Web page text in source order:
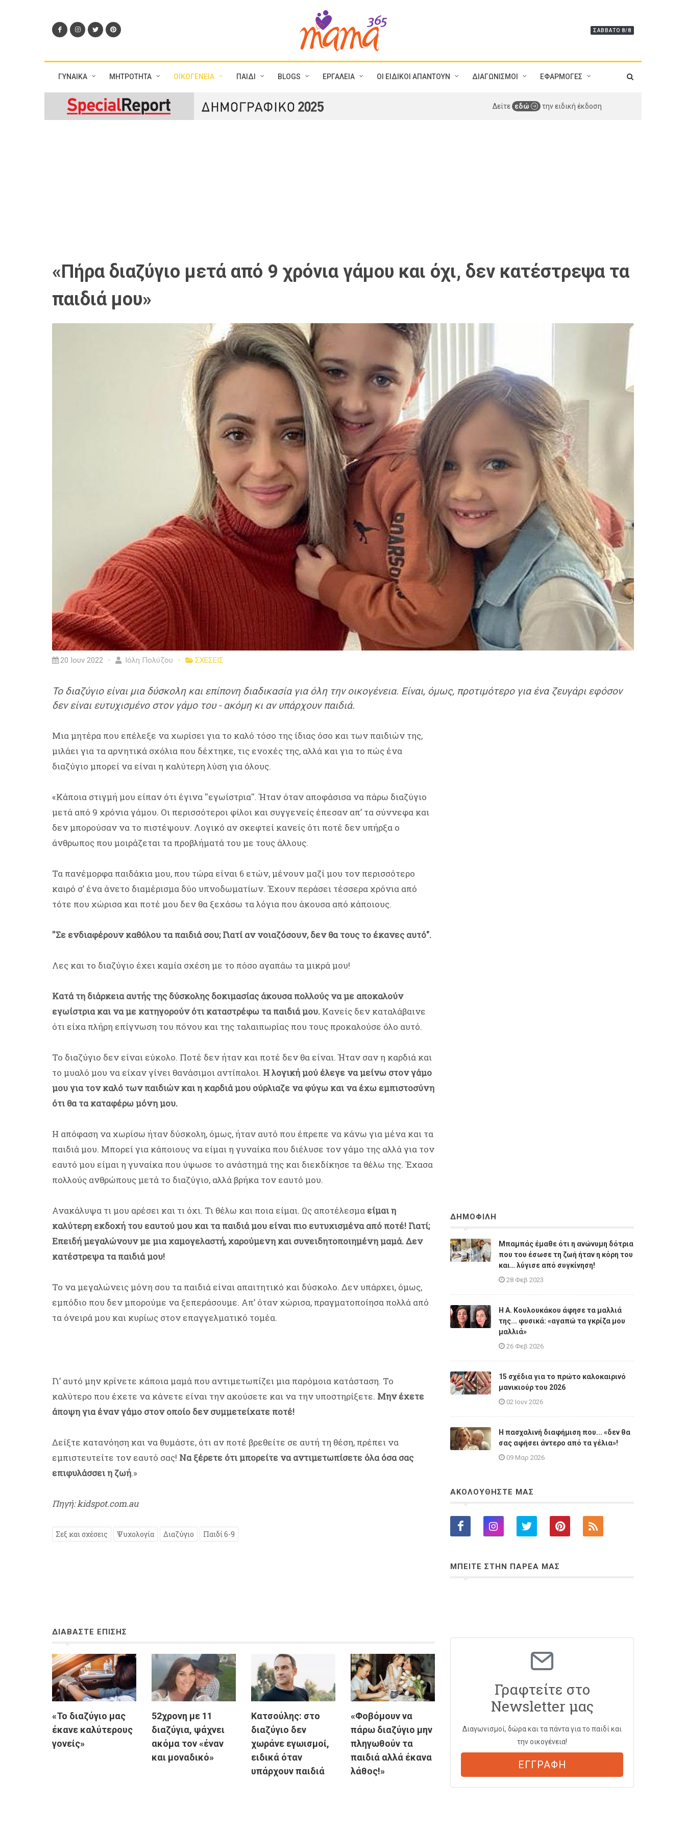
ΣΆΒΒΑΤΟ 8/8
ΓΥΝΑΙΚΑ ΜΗΤΡΟΤΗΤΑ ΟΙΚΟΓΕΝΕΙΑ ΠΑΙΔΙ BLOGS ΕΡΓΑΛΕΙΑ ΟΙ ΕΙΔΙΚΟΙ ΑΠΑΝΤΟΥΝ ΔΙΑΓΩΝΙΣΜΟΙ ΕΦΑΡΜΟΓΕΣ
Δείτε εδώ την ειδική έκδοση
«Πήρα διαζύγιο μετά από 9 χρόνια γάμου και όχι, δεν κατέστρεψα τα
παιδιά μου»
20 Ιουν 2022 Ιόλη Πολύζου ΣΧΕΣΕΙΣ
Το διαζύγιο είναι μια δύσκολη και επίπονη διαδικασία για όλη την οικογένεια. Είναι, όμως, προτιμότερο για ένα ζευγάρι εφόσον
δεν είναι ευτυχισμένο στον γάμο του - ακόμη κι αν υπάρχουν παιδιά.
Μια μητέρα που επέλεξε να χωρίσει για το καλό τόσο της ίδιας όσο και των παιδιών της,
μιλάει για τα αρνητικά σχόλια που δέχτηκε, τις ενοχές της, αλλά και για το πώς ένα
διαζύγιο μπορεί να είναι η καλύτερη λύση για όλους.
«Κάποια στιγμή μου είπαν ότι έγινα ''εγωίστρια''. Ήταν όταν αποφάσισα να πάρω διαζύγιο
μετά από 9 χρόνια γάμου. Οι περισσότεροι φίλοι και συγγενείς έπεσαν απ’ τα σύννεφα και
δεν μπορούσαν να το πιστέψουν. Λογικό αν σκεφτεί κανείς ότι ποτέ δεν υπήρξα ο
άνθρωπος που μοιράζεται τα προβλήματά του με τους άλλους.
Τα πανέμορφα παιδάκια μου, που τώρα είναι 6 ετών, μένουν μαζί μου τον περισσότερο
καιρό σ’ ένα άνετο διαμέρισμα δύο υπνοδωματίων. Έχουν περάσει τέσσερα χρόνια από
τότε που χώρισα και ποτέ μου δεν θα ξεχάσω τα λόγια που άκουσα από κάποιους.
''Σε ενδιαφέρουν καθόλου τα παιδιά σου; Γιατί αν νοιαζόσουν, δεν θα τους το έκανες αυτό".
Λες και το διαζύγιο έχει καμία σχέση με το πόσο αγαπάω τα μικρά μου!
Κατά τη διάρκεια αυτής της δύσκολης δοκιμασίας άκουσα πολλούς να με αποκαλούν
εγωίστρια και να με κατηγορούν ότι καταστρέφω τα παιδιά μου. Κανείς δεν καταλάβαινε
ότι είχα πλήρη επίγνωση του πόνου και της ταλαιπωρίας που τους προκαλούσε όλο αυτό.
Το διαζύγιο δεν είναι εύκολο. Ποτέ δεν ήταν και ποτέ δεν θα είναι. Ήταν σαν η καρδιά και
το μυαλό μου να είχαν γίνει θανάσιμοι αντίπαλοι. Η λογική μού έλεγε να μείνω στον γάμο
μου για τον καλό των παιδιών και η καρδιά μου ούρλιαζε να φύγω και να έχω εμπιστοσύνη
ότι θα τα καταφέρω μόνη μου.
Η απόφαση να χωρίσω ήταν δύσκολη, όμως, ήταν αυτό που έπρεπε να κάνω για μένα και τα
παιδιά μου. Μπορεί για κάποιους να είμαι η γυναίκα που διέλυσε τον γάμο της αλλά για τον
εαυτό μου είμαι η γυναίκα που ύψωσε το ανάστημά της και διεκδίκησε τα θέλω της. Έχασα
πολλούς ανθρώπους μετά το διαζύγιο, αλλά βρήκα τον εαυτό μου.
Ανακάλυψα τι μου αρέσει και τι όχι. Τι θέλω και ποια είμαι. Ως αποτέλεσμα είμαι η
καλύτερη εκδοχή του εαυτού μου και τα παιδιά μου είναι πιο ευτυχισμένα από ποτέ! Γιατί;
Επειδή μεγαλώνουν με μια χαμογελαστή, χαρούμενη και συνειδητοποιημένη μαμά. Δεν
κατέστρεψα τα παιδιά μου!
Το να μεγαλώνεις μόνη σου τα παιδιά είναι απαιτητικό και δύσκολο. Δεν υπάρχει, όμως,
εμπόδιο που δεν μπορούμε να ξεπεράσουμε. Απ’ όταν χώρισα, πραγματοποίησα πολλά από
τα όνειρά μου και κυρίως στον επαγγελματικό τομέα.
Γι’ αυτό μην κρίνετε κάποια μαμά που αντιμετωπίζει μια παρόμοια κατάσταση. Το
καλύτερο που έχετε να κάνετε είναι την ακούσετε και να την υποστηρίξετε. Μην έχετε
άποψη για έναν γάμο στον οποίο δεν συμμετείχατε ποτέ!
Δείξτε κατανόηση και να θυμάστε, ότι αν ποτέ βρεθείτε σε αυτή τη θέση, πρέπει να
εμπιστευτείτε τον εαυτό σας! Να ξέρετε ότι μπορείτε να αντιμετωπίσετε όλα όσα σας
επιφυλάσσει η ζωή.»
Πηγή: kidspot.com.au
Σεξ και σχέσεις Ψυχολογία Διαζύγιο Παιδί 6-9
ΔΙΑΒΑΣΤΕ ΕΠΙΣΗΣ
«Το διαζύγιο μας
έκανε καλύτερους
γονείς»
52χρονη με 11
διαζύγια, ψάχνει
ακόμα τον «έναν
και μοναδικό»
Κατσούλης: στο
διαζύγιο δεν
χωράνε εγωισμοί,
ειδικά όταν
υπάρχουν παιδιά
«Φοβόμουν να
πάρω διαζύγιο μην
πληγωθούν τα
παιδιά αλλά έκανα
λάθος!»
ΔΗΜΟΦΙΛΗ
Μπαμπάς έμαθε ότι η ανώνυμη δότρια
που του έσωσε τη ζωή ήταν η κόρη του
και… λύγισε από συγκίνηση!
28 Φεβ 2023
Η A. Κουλουκάκου άφησε τα μαλλιά
της... φυσικά: «αγαπώ τα γκρίζα μου
μαλλιά»
26 Φεβ 2026
15 σχέδια για το πρώτο καλοκαιρινό
μανικιούρ του 2026
02 Ιουν 2026
Η πασχαλινή διαφήμιση που... «δεν θα
σας αφήσει άντερο από τα γέλια»!
09 Μαρ 2026
ΑΚΟΛΟΥΘΗΣΤΕ ΜΑΣ
ΜΠΕΙΤΕ ΣΤΗΝ ΠΑΡΕΑ ΜΑΣ
Γραφτείτε στο
Newsletter μας
Διαγωνισμοί, δώρα και τα πάντα για το παιδί και
την οικογένεια!
ΕΓΓΡΑΦΗ